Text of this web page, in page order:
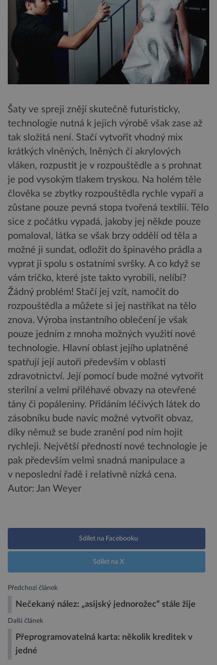
Šaty ve spreji znějí skutečně futuristicky,
technologie nutná k jejich výrobě však zase až
tak složitá není. Stačí vytvořit vhodný mix
krátkých vlněných, lněných či akrylových
vláken, rozpustit je v rozpouštědle a s prohnat
je pod vysokým tlakem tryskou. Na holém těle
člověka se zbytky rozpouštědla rychle vypaří a
zůstane pouze pevná stopa tvořená textílií. Tělo
sice z počátku vypadá, jakoby jej někde pouze
pomaloval, látka se však brzy oddělí od těla a
možné ji sundat, odložit do špinavého prádla a
vyprat ji spolu s ostatními svršky. A co když se
vám tričko, které jste takto vyrobili, nelíbí?
Žádný problém! Stačí jej vzít, namočit do
rozpouštědla a můžete si jej nastříkat na tělo
znova. Výroba instantního oblečení je však
pouze jedním z mnoha možných využití nové
technologie. Hlavní oblast jejího uplatněné
spatřují její autoři především v oblasti
zdravotnictví. Její pomocí bude možné vytvořit
sterilní a velmi přiléhavé obvazy na otevřené
tány či popáleniny. Přidáním léčivých látek do
zásobníku bude navíc možné vytvořit obvaz,
díky němuž se bude zranění pod ním hojit
rychleji. Největší předností nové technologie je
pak především velmi snadná manipulace a
v neposlední řadě i relativně nízká cena.
Autor: Jan Weyer
Sdílet na Facebooku
Sdílet na X
Předchozí článek
Nečekaný nález: „asijský jednorožec“ stále žije
Další článek
Přeprogramovatelná karta: několik kreditek v
jedné